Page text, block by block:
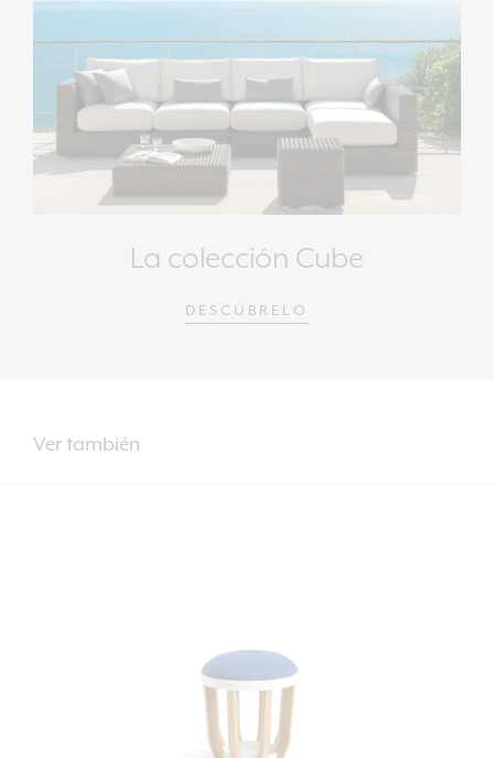
La colección Cube
DESCÚBRELO
Ver también